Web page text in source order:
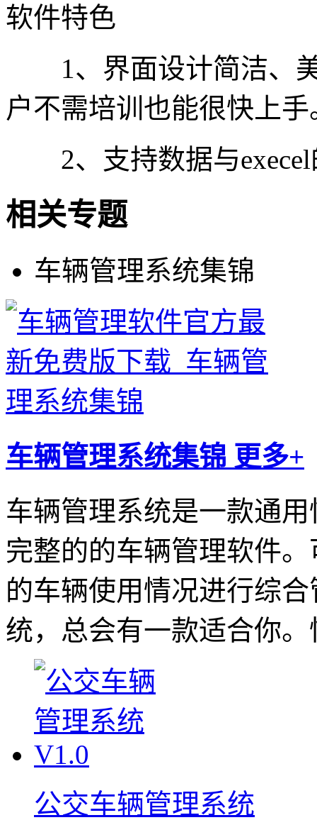
软件特色
1、界面设计简洁、美
户不需培训也能很快上手
2、支持数据与execel
相关专题
车辆管理系统集锦
车辆管理系统集锦 更多+
车辆管理系统是一款通
完整的的车辆管理软件
的车辆使用情况进行综
统，总会有一款适合你
公交车辆管理系统